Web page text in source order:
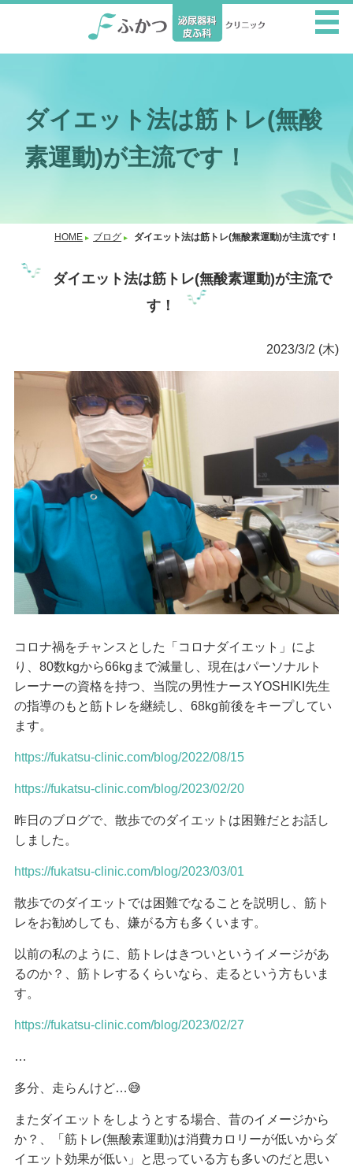
ダイエット法は筋トレ(無酸
素運動)が主流です！
HOME ブログ ダイエット法は筋トレ(無酸素運動)が主流です！
ダイエット法は筋トレ(無酸素運動)が主流で
す！
2023/3/2 (木)
コロナ禍をチャンスとした「コロナダイエット」によ
り、80数kgから66kgまで減量し、現在はパーソナルト
レーナーの資格を持つ、当院の男性ナースYOSHIKI先生
の指導のもと筋トレを継続し、68kg前後をキープしてい
ます。
https://fukatsu-clinic.com/blog/2022/08/15
https://fukatsu-clinic.com/blog/2023/02/20
昨日のブログで、散歩でのダイエットは困難だとお話し
しました。
https://fukatsu-clinic.com/blog/2023/03/01
散歩でのダイエットでは困難でなることを説明し、筋ト
レをお勧めしても、嫌がる方も多くいます。
以前の私のように、筋トレはきついというイメージがあ
るのか？、筋トレするくらいなら、走るという方もいま
す。
https://fukatsu-clinic.com/blog/2023/02/27
…
多分、走らんけど…😅
またダイエットをしようとする場合、昔のイメージから
か？、「筋トレ(無酸素運動)は消費カロリーが低いからダ
イエット効果が低い」と思っている方も多いのだと思い